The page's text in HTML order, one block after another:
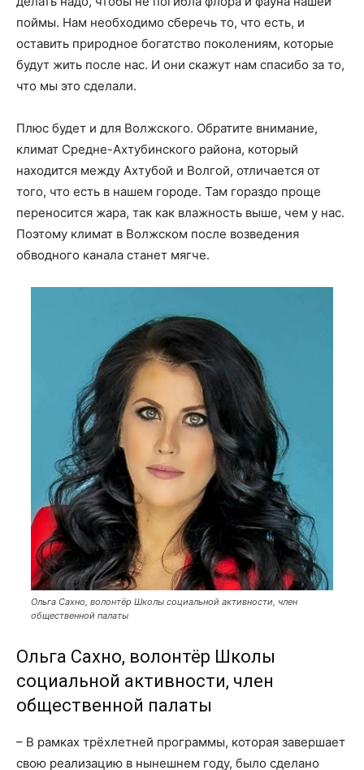
поймы. Нам необходимо сберечь то, что есть, и
оставить природное богатство поколениям, которые
будут жить после нас. И они скажут нам спасибо за то,
что мы это сделали.
Плюс будет и для Волжского. Обратите внимание,
климат Средне-Ахтубинского района, который
находится между Ахтубой и Волгой, отличается от
того, что есть в нашем городе. Там гораздо проще
переносится жара, так как влажность выше, чем у нас.
Поэтому климат в Волжском после возведения
обводного канала станет мягче.
Ольга Сахно, волонтёр Школы социальной активности, член
общественной палаты
Ольга Сахно, волонтёр Школы
социальной активности, член
общественной палаты
– В рамках трёхлетней программы, которая завершает
свою реализацию в нынешнем году, было сделано